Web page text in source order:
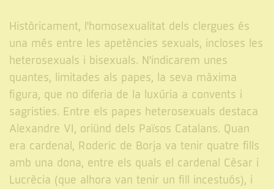
Històricament, l'homosexualitat dels clergues és
una més entre les apetències sexuals, incloses les
heterosexuals i bisexuals. N'indicarem unes
quantes, limitades als papes, la seva màxima
figura, que no diferia de la luxúria a convents i
sagristies. Entre els papes heterosexuals destaca
Alexandre VI, oriünd dels Països Catalans. Quan
era cardenal, Roderic de Borja va tenir quatre fills
amb una dona, entre els quals el cardenal Cèsar i
Lucrècia (que alhora van tenir un fill incestuós), i